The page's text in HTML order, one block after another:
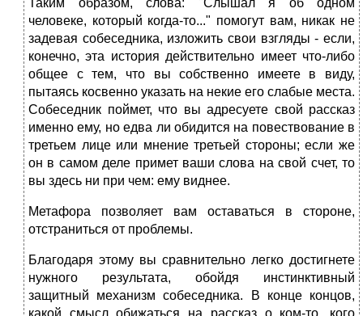
Таким образом, слова: "Слышал я об одном
человеке, который когда-то..." помогут вам, никак не
задевая собеседника, изложить свои взгляды - если,
конечно, эта история действительно имеет что-либо
общее с тем, что вы собственно имеете в виду,
пытаясь косвенно указать на некие его слабые места.
Собеседник поймет, что вы адресуете свой рассказ
именно ему, но едва ли обидится на повествование в
третьем лице или мнение третьей стороны; если же
он в самом деле примет ваши слова на свой счет, то
вы здесь ни при чем: ему виднее.
Метафора позволяет вам оставаться в стороне,
отстраниться от проблемы.
Благодаря этому вы сравнительно легко достигнете
нужного результата, обойдя инстинктивный
защитный механизм собеседника. В конце концов,